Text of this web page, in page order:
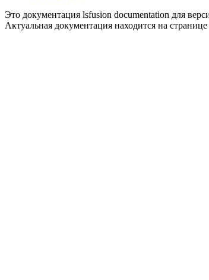
Это документация lsfusion documentation для
Актуальная документация находится на странице